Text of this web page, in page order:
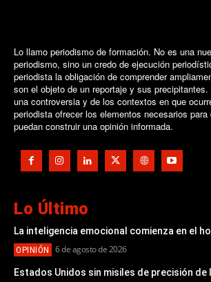
Lo llamo periodismo de formación. No es una
periodismo, sino un credo de ejecución
periodista la obligación de comprender
son el objeto de un reportaje y sus
una controversia y de los contextos en que
periodista ofrecer los elementos necesarios
puedan construir una opinión informada.
Lo Último
La inteligencia emocional comienza en el
OPINIÓN 6 de agosto de 2026
Estados Unidos sin misiles de precisión de